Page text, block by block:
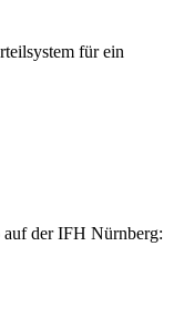
für ein
der IFH Nürnberg: